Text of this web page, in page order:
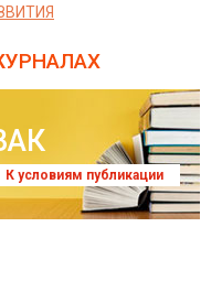
К условиям публикации